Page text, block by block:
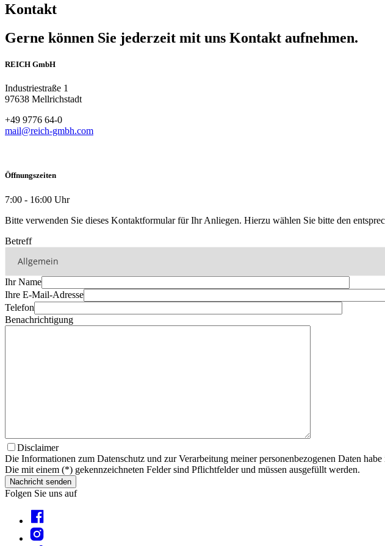
Kontakt
Gerne können Sie jederzeit mit uns Kontakt aufnehmen.
REICH GmbH
Industriestraße 1
97638 Mellrichstadt
+49 9776 64-0
mail@reich-gmbh.com
Öffnungszeiten
7:00 - 16:00 Uhr
Bitte verwenden Sie dieses Kontaktformular für Ihr Anliegen. Hierzu wählen Sie bitte den
Betreff
Ihr Name
Ihre E-Mail-Adresse
Telefon
Benachrichtigung
Disclaimer
Die Informationen zum Datenschutz und zur Verarbeitung meiner personenbezogenen Daten
Die mit einem (*) gekennzeichneten Felder sind Pflichtfelder und müssen ausgefüllt werden.
Nachricht senden
Folgen Sie uns auf